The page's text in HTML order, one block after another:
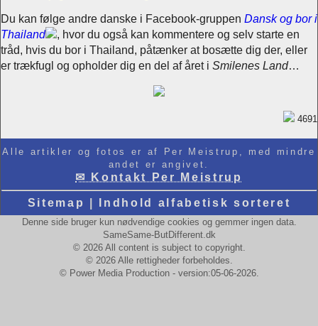
Du kan følge andre danske i Facebook-gruppen Dansk og bor i
Thailand
, hvor du også kan kommentere og selv starte en
tråd, hvis du bor i Thailand, påtænker at bosætte dig der, eller
er trækfugl og opholder dig en del af året i Smilenes Land…
4691
Alle artikler og fotos er af Per Meistrup, med mindre
andet er angivet.
✉ Kontakt Per Meistrup
Sitemap Indhold alfabetisk sorteret
Denne side bruger kun nødvendige cookies og gemmer ingen data.
SameSame-ButDifferent.dk
© 2026 All content is subject to copyright.
© 2026 Alle rettigheder forbeholdes.
© Power Media Production - version:05-06-2026.